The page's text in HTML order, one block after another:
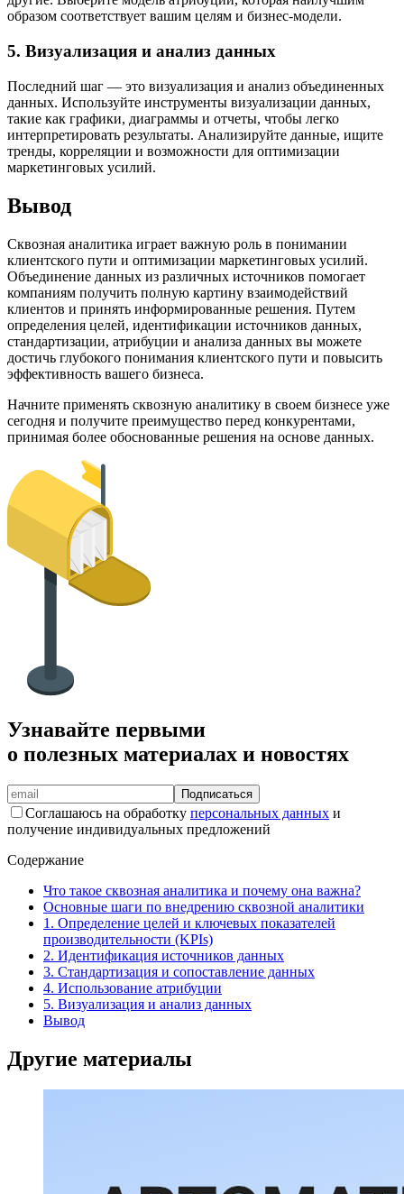
образом соответствует вашим целям и бизнес-модели.
5. Визуализация и анализ данных
Последний шаг — это визуализация и анализ объединенных
данных. Используйте инструменты визуализации данных,
такие как графики, диаграммы и отчеты, чтобы легко
интерпретировать результаты. Анализируйте данные, ищите
тренды, корреляции и возможности для оптимизации
маркетинговых усилий.
Вывод
Сквозная аналитика играет важную роль в понимании
клиентского пути и оптимизации маркетинговых усилий.
Объединение данных из различных источников помогает
компаниям получить полную картину взаимодействий
клиентов и принять информированные решения. Путем
определения целей, идентификации источников данных,
стандартизации, атрибуции и анализа данных вы можете
достичь глубокого понимания клиентского пути и повысить
эффективность вашего бизнеса.
Начните применять сквозную аналитику в своем бизнесе уже
сегодня и получите преимущество перед конкурентами,
принимая более обоснованные решения на основе данных.
Узнавайте первыми
о полезных материалах и новостях
Подписаться
Соглашаюсь на обработку персональных данных и
получение индивидуальных предложений
Содержание
Что такое сквозная аналитика и почему она важна?
Основные шаги по внедрению сквозной аналитики
1. Определение целей и ключевых показателей
производительности (KPIs)
2. Идентификация источников данных
3. Стандартизация и сопоставление данных
4. Использование атрибуции
5. Визуализация и анализ данных
Вывод
Другие материалы